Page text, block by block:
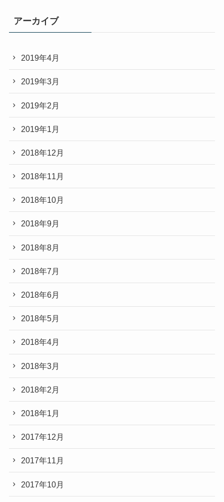
アーカイブ
2019年4月
2019年3月
2019年2月
2019年1月
2018年12月
2018年11月
2018年10月
2018年9月
2018年8月
2018年7月
2018年6月
2018年5月
2018年4月
2018年3月
2018年2月
2018年1月
2017年12月
2017年11月
2017年10月